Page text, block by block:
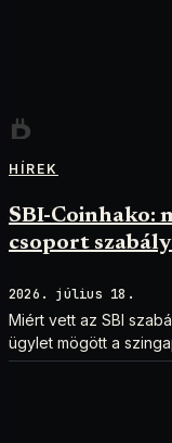
HÍREK
SBI-Coinhako:
csoport
2026. július 18.
Miért vett az SBI
ügylet mögött a
egy stablecoin-terv áll.